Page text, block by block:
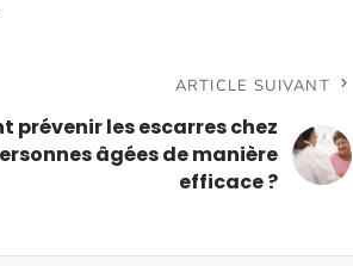
ARTICLE SUIVANT
prévenir les escarres chez
âgées de manière
efficace ?